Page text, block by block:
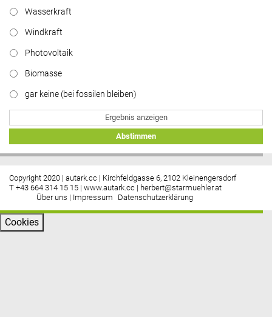
Wasserkraft
Windkraft
Photovoltaik
Biomasse
gar keine (bei fossilen bleiben)
Ergebnis anzeigen
Abstimmen
Copyright 2020 | autark.cc | Kirchfeldgasse 6, 2102 Kleinengersdorf
T +43 664 314 15 15 | www.autark.cc | herbert@starmuehler.at
Über uns | Impressum Datenschutzerklärung
Cookies